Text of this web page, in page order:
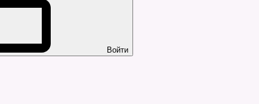
Войти